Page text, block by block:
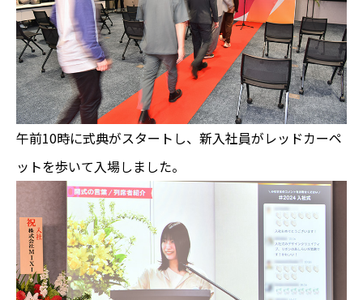
午前10時に式典がスタートし、新入社員がレッドカーペ
ットを歩いて入場しました。